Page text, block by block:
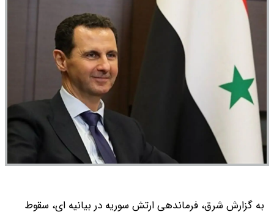
به گزارش شرق، فرماندهی ارتش سوریه در بیانیه ای، سقوط